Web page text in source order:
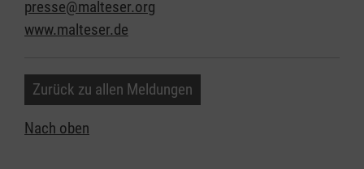
presse@malteser.org
www.malteser.de
Zurück zu allen Meldungen
Nach oben